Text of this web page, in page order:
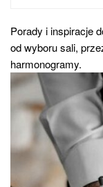
Porady i inspiracje
od wyboru sali,
harmonogramy.